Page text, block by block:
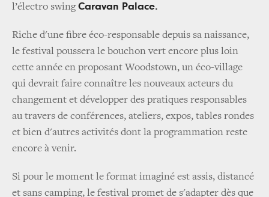
l’électro swingCaravan Palace.
Riche d'une fibre éco-responsable depuis sa naissance,
le festival poussera le bouchon vert encore plus loin
cette année en proposant Woodstown, un éco-village
qui devrait faire connaître les nouveaux acteurs du
changement et développer des pratiques responsables
au travers de conférences, ateliers, expos, tables rondes
et bien d'autres activités dont la programmation reste
encore à venir.
Si pour le moment le format imaginé est assis, distancé
et sans camping, le festival promet de s'adapter dès que